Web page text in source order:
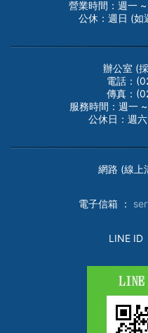
營業時間：週一
公休：週日 (如
辦公室 (
電話：
傳真：
服務時間：週一
公休日：週
網路 (線上
電子信箱 ：
LINE ID